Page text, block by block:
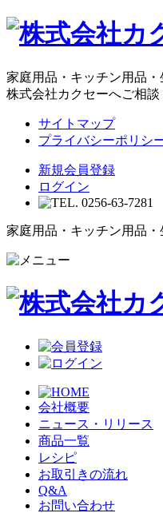
家庭用品・キッチン用品
株式会社カクセーへご相談
サイトマップ
プライバシーポリシ
新規会員登録
ログイン
家庭用品・キッチン用品
会社概要
ニュース・リリース
商品一覧
レシピ
お取引きの流れ
Q&A
お問い合わせ